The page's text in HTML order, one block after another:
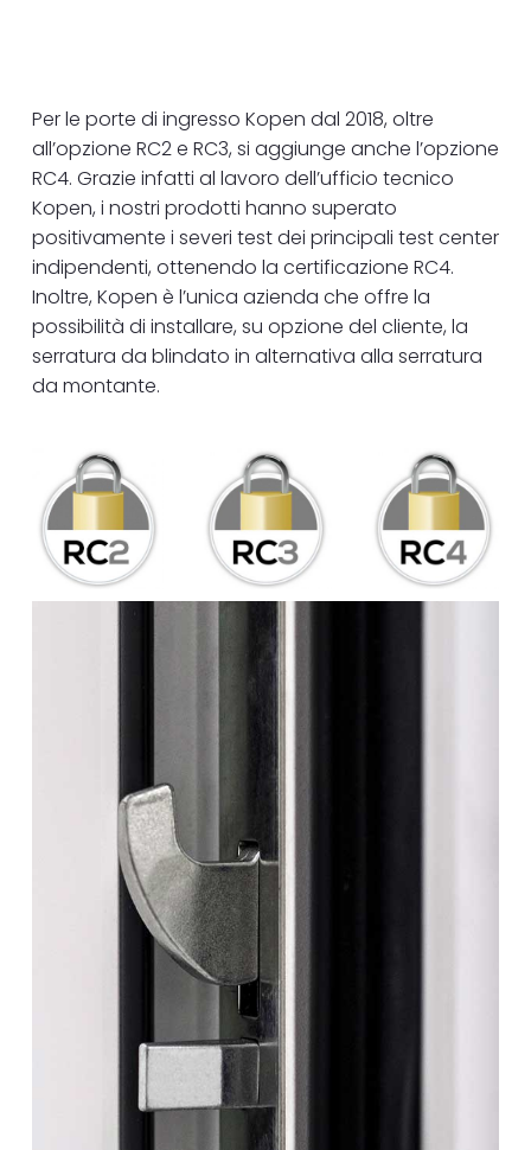
Per le porte di ingresso Kopen dal 2018, oltre
all’opzione RC2 e RC3, si aggiunge anche l’opzione
RC4. Grazie infatti al lavoro dell’ufficio tecnico
Kopen, i nostri prodotti hanno superato
positivamente i severi test dei principali test center
indipendenti, ottenendo la certificazione RC4.
Inoltre, Kopen è l’unica azienda che offre la
possibilità di installare, su opzione del cliente, la
serratura da blindato in alternativa alla serratura
da montante.